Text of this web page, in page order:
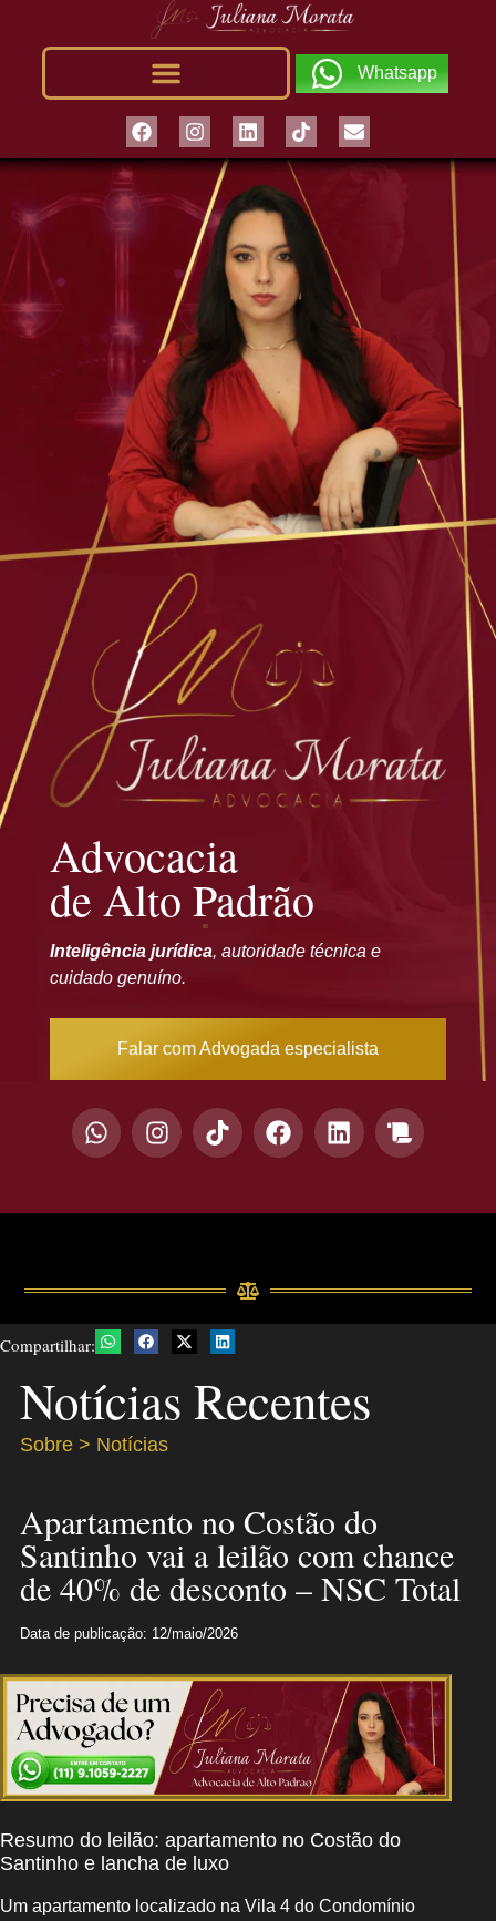
Whatsapp
Advocacia
de Alto Padrão
Inteligência jurídica, autoridade técnica e
cuidado genuíno.
Falar com Advogada especialista
Compartilhar:
Notícias Recentes
Sobre > Notícias
Apartamento no Costão do
Santinho vai a leilão com chance
de 40% de desconto – NSC Total
Data de publicação: 12/maio/2026
Resumo do leilão: apartamento no Costão do
Santinho e lancha de luxo
Um apartamento localizado na Vila 4 do Condomínio